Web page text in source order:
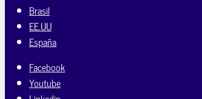
Brasil
EE.UU
España
Facebook
Youtube